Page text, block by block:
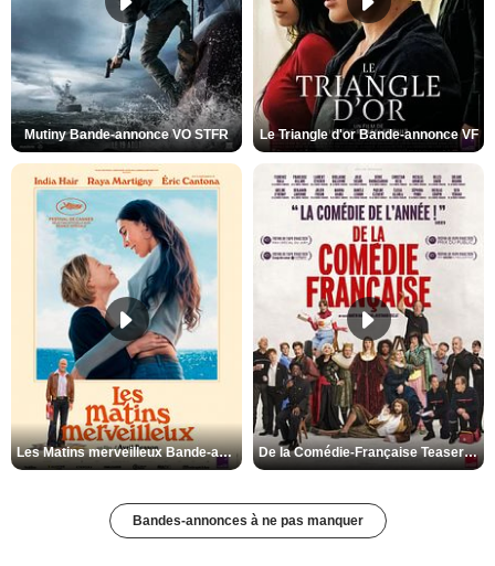
Mutiny Bande-annonce VO STFR Le Triangle d'or Bande-annonce VF
Les Matins merveilleux Bande-annonce VF De la Comédie-Française Teaser VF
Bandes-annonces à ne pas manquer